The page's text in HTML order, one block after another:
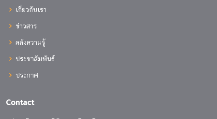
เกี่ยวกับเรา
ข่าวสาร
คลังความรู้
ประชาสัมพันธ์
ประกาศ
Contact